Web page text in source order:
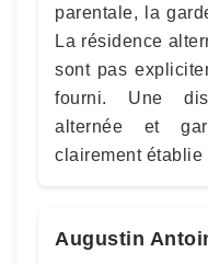
parentale, la
La résidence
sont pas
fourni. Une
alternée et
clairement établie
Augustin